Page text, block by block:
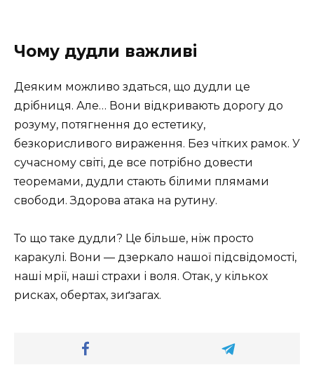
Чому дудли важливі
Деяким можливо здаться, що дудли це
дрібниця. Але… Вони відкривають дорогу до
розуму, потягнення до естетику,
безкорисливого вираження. Без чітких рамок. У
сучасному світі, де все потрібно довести
теоремами, дудли стають білими плямами
свободи. Здорова атака на рутину.
То що таке дудли? Це більше, ніж просто
каракулі. Вони — дзеркало нашої підсвідомості,
наші мрії, наші страхи і воля. Отак, у кількох
рисках, обертах, зиґзагах.